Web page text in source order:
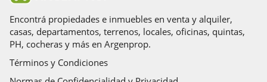
Encontrá propiedades e inmuebles en venta y alquiler,
casas, departamentos, terrenos, locales, oficinas, quintas,
PH, cocheras y más en Argenprop.
Términos y Condiciones